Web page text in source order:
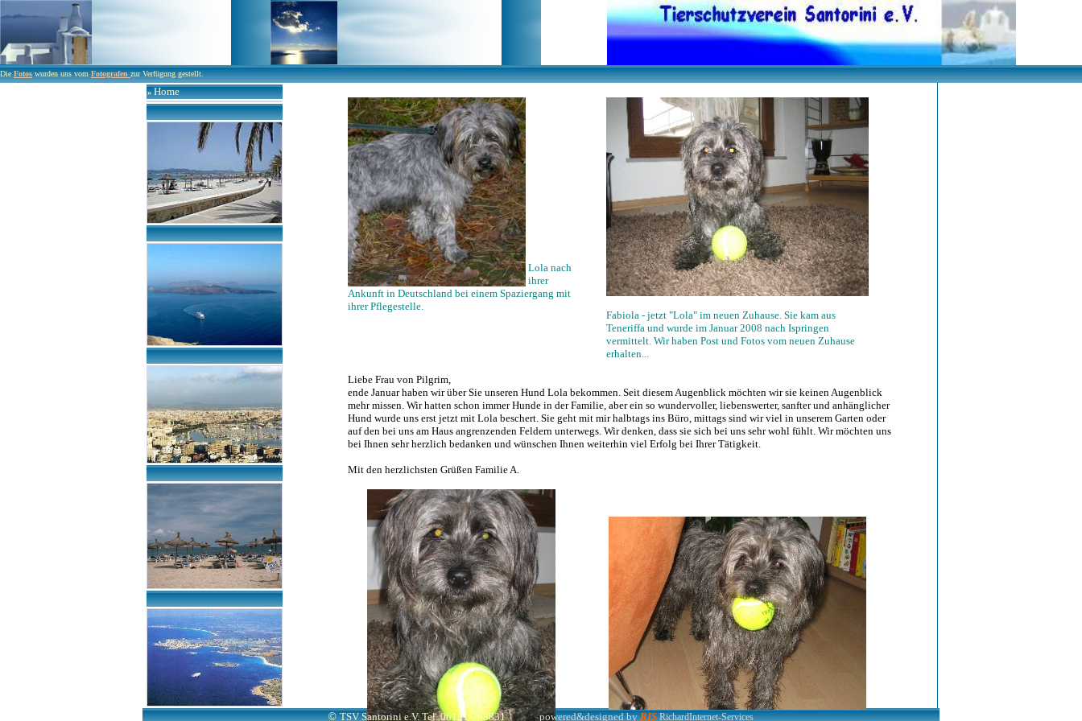
DieFotoswurden uns vomFotografenzur Verfügung gestellt.
» Home
Lola nach
ihrer
Ankunft in Deutschland bei einem Spaziergang mit
ihrer Pflegestelle.
Fabiola - jetzt "Lola" im neuen Zuhause. Sie kam aus
Teneriffa und wurde im Januar 2008 nach Ispringen
vermittelt. Wir haben Post und Fotos vom neuen Zuhause
erhalten...
Liebe Frau von Pilgrim,
ende Januar haben wir über Sie unseren Hund Lola bekommen. Seit diesem Augenblick möchten wir sie keinen Augenblick
mehr missen. Wir hatten schon immer Hunde in der Familie, aber ein so wundervoller, liebenswerter, sanfter und anhänglicher
Hund wurde uns erst jetzt mit Lola beschert. Sie geht mit mir halbtags ins Büro, mittags sind wir viel in unserem Garten oder
auf den bei uns am Haus angrenzenden Feldern unterwegs. Wir denken, dass sie sich bei uns sehr wohl fühlt. Wir möchten uns
bei Ihnen sehr herzlich bedanken und wünschen Ihnen weiterhin viel Erfolg bei Ihrer Tätigkeit.
Mit den herzlichsten Grüßen Familie A.
©TSV Santorini e.V. Tel. 06131/368831 powered&designed by RIS RichardInternet-Services